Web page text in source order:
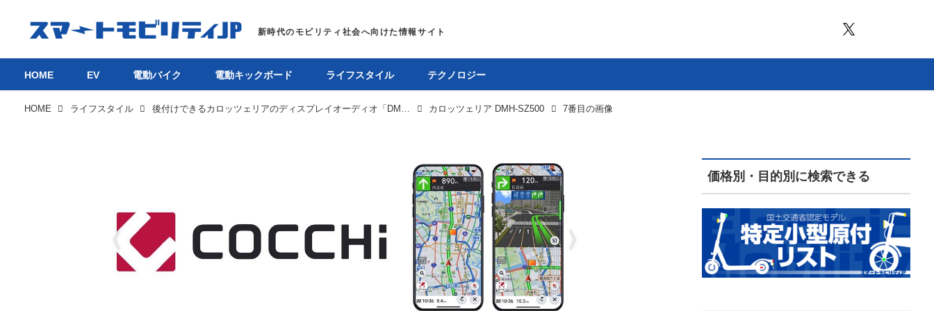
HOME EV 電動バイク 電動キックボード ライフスタイル テクノロジー
HOME ライフスタイル 後付けできるカロッツェリアのディスプレイオーディオ「DMH-SZ500」はワイヤレス接続対応に カロッツェリア DMH-SZ500 7番目の画像
価格別・目的別に検索できる